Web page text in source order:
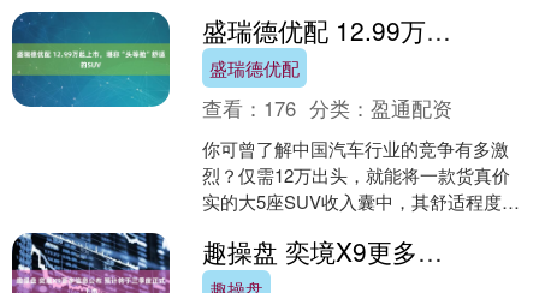
上，A股仍处于....
盛瑞德优配 12.99万起上市，堪称“头等舱”舒适的SUV
盛瑞德优配
查看： 176 分类：盈通配资
你可曾了解中国汽车行业的竞争有多激
烈？仅需12万出头，就能将一款货真价
实的大5座SUV收入囊中，其舒适程度堪
日要为大家推介的这....
趣操盘 奕境X9更多信息公布 预计将于三季度正式上市